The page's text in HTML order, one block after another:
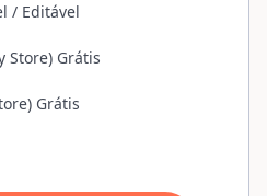
/ Editável
Store) Grátis
Grátis